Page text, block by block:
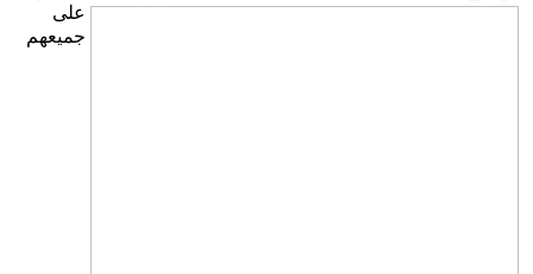
على
جميعهم